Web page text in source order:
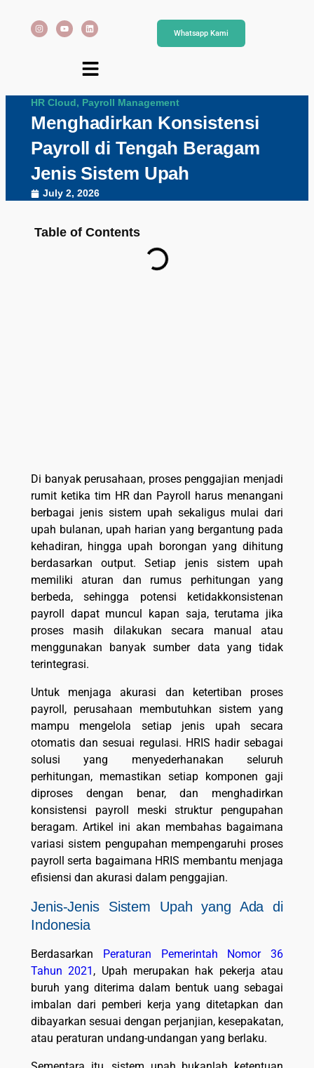
Whatsapp Kami
HR Cloud, Payroll Management
Menghadirkan Konsistensi
Payroll di Tengah Beragam
Jenis Sistem Upah
July 2, 2026
Table of Contents
Di banyak perusahaan, proses penggajian menjadi
rumit ketika tim HR dan Payroll harus menangani
berbagai jenis sistem upah sekaligus mulai dari
upah bulanan, upah harian yang bergantung pada
kehadiran, hingga upah borongan yang dihitung
berdasarkan output. Setiap jenis sistem upah
memiliki aturan dan rumus perhitungan yang
berbeda, sehingga potensi ketidakkonsistenan
payroll dapat muncul kapan saja, terutama jika
proses masih dilakukan secara manual atau
menggunakan banyak sumber data yang tidak
terintegrasi.
Untuk menjaga akurasi dan ketertiban proses
payroll, perusahaan membutuhkan sistem yang
mampu mengelola setiap jenis upah secara
otomatis dan sesuai regulasi. HRIS hadir sebagai
solusi yang menyederhanakan seluruh
perhitungan, memastikan setiap komponen gaji
diproses dengan benar, dan menghadirkan
konsistensi payroll meski struktur pengupahan
beragam. Artikel ini akan membahas bagaimana
variasi sistem pengupahan mempengaruhi proses
payroll serta bagaimana HRIS membantu menjaga
efisiensi dan akurasi dalam penggajian.
Jenis-Jenis Sistem Upah yang Ada di
Indonesia
Berdasarkan Peraturan Pemerintah Nomor 36
Tahun 2021 , Upah merupakan hak pekerja atau
buruh yang diterima dalam bentuk uang sebagai
imbalan dari pemberi kerja yang ditetapkan dan
dibayarkan sesuai dengan perjanjian, kesepakatan,
atau peraturan undang-undangan yang berlaku.